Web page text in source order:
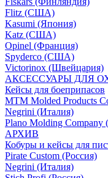
Flitz (США)
Kasumi (Япония)
Katz (США)
Opinel (Франция)
Spyderco (США)
Victorinox (Швейцария)
АКСЕССУАРЫ ДЛЯ
Кейсы для боеприпасов
MTM Molded Products
Negrini (Италия)
Plano Molding Company
АРХИВ
Кобуры и кейсы для
Pirate Custom (Россия)
Negrini (Италия)